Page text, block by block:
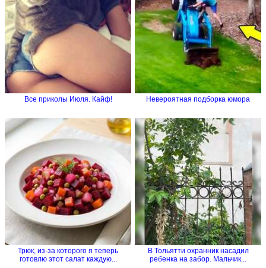
Все приколы Июля. Кайф! Невероятная подборка юмора
Трюк, из-за которого я теперь
готовлю этот салат каждую...
В Тольятти охранник насадил
ребенка на забор. Мальчик...